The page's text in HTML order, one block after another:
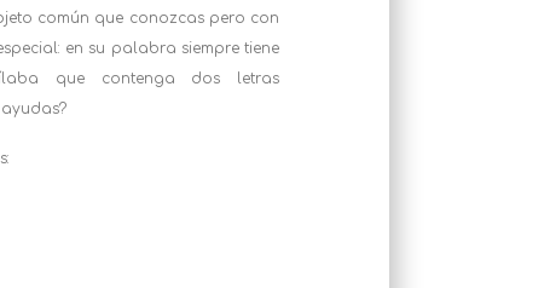
común que conozcas pero con
en su palabra siempre tiene
que contenga dos letras